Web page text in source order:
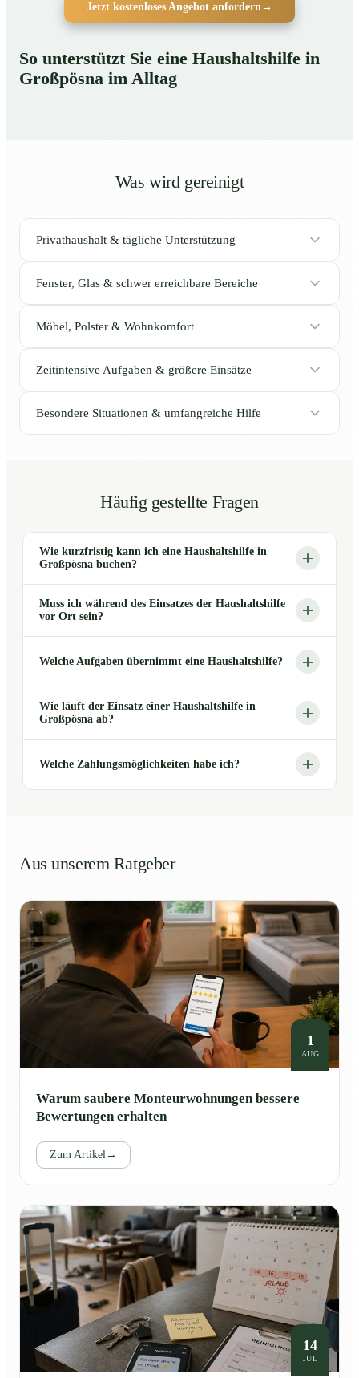
Jetzt kostenloses Angebot anfordern→
So unterstützt Sie eine Haushaltshilfe in
Großpösna im Alltag
Was wird gereinigt
Privathaushalt & tägliche Unterstützung
Fenster, Glas & schwer erreichbare Bereiche
Möbel, Polster & Wohnkomfort
Zeitintensive Aufgaben & größere Einsätze
Besondere Situationen & umfangreiche Hilfe
Häufig gestellte Fragen
Wie kurzfristig kann ich eine Haushaltshilfe in
Großpösna buchen?
Muss ich während des Einsatzes der Haushaltshilfe
vor Ort sein?
Welche Aufgaben übernimmt eine Haushaltshilfe?
Wie läuft der Einsatz einer Haushaltshilfe in
Großpösna ab?
Welche Zahlungsmöglichkeiten habe ich?
Aus unserem Ratgeber
1
AUG
Warum saubere Monteurwohnungen bessere
Bewertungen erhalten
Zum Artikel→
14
JUL